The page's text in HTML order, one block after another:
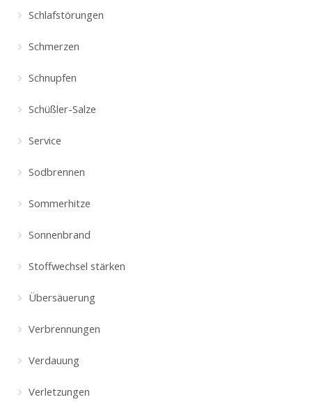
Schlafstörungen
Schmerzen
Schnupfen
Schüßler-Salze
Service
Sodbrennen
Sommerhitze
Sonnenbrand
Stoffwechsel stärken
Übersäuerung
Verbrennungen
Verdauung
Verletzungen